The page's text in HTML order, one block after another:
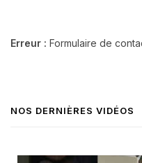
Erreur : Formulaire de
NOS DERNIÈRES VIDÉOS